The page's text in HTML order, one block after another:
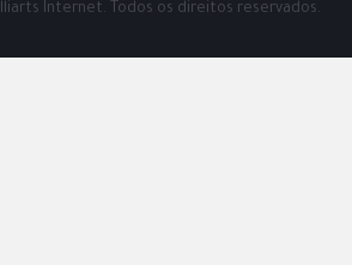
Internet. Todos os direitos reservados.